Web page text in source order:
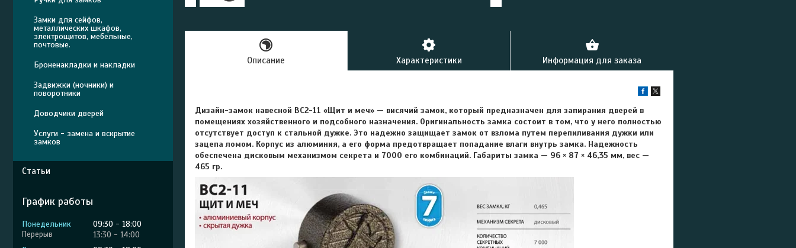
Описание Характеристики Информация для заказа
Дизайн-замок навесной ВС2-11 «Щит и меч» — висячий замок, который предназначен для запирания дверей в
помещениях хозяйственного и подсобного назначения. Оригинальность замка состоит в том, что у него полностью
отсутствует доступ к стальной дужке. Это надежно защищает замок от взлома путем перепиливания дужки или
зацепа ломом. Корпус из алюминия, а его форма предотвращает попадание влаги внутрь замка. Надежность
обеспечена дисковым механизмом секрета и 7000 его комбинаций. Габариты замка — 96 × 87 × 46,35 мм, вес —
465 гр.
Замки для сейфов,
металлических шкафов,
электрощитов, мебельные,
почтовые.
Броненакладки и накладки
Задвижки (ночники) и
поворотники
Доводчики дверей
Услуги - замена и вскрытие
замков
Статьи
График работы
Понедельник 09:30
18:00
13:30
14:00